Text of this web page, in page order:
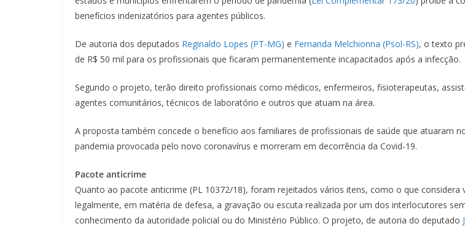
benefícios indenizatórios para agentes públicos.
De autoria dos deputados Reginaldo Lopes (PT-MG) e Fernanda Melchionna (Psol-RS), o texto
de R$ 50 mil para os profissionais que ficaram permanentemente incapacitados após a infecção.
Segundo o projeto, terão direito profissionais como médicos, enfermeiros, fisioterapeutas,
agentes comunitários, técnicos de laboratório e outros que atuam na área.
A proposta também concede o benefício aos familiares de profissionais de saúde que atuaram
pandemia provocada pelo novo coronavírus e morreram em decorrência da Covid-19.
Pacote anticrime
Quanto ao pacote anticrime (PL 10372/18), foram rejeitados vários itens, como o que considera
legalmente, em matéria de defesa, a gravação ou escuta realizada por um dos interlocutores
conhecimento da autoridade policial ou do Ministério Público. O projeto, de autoria do deputado